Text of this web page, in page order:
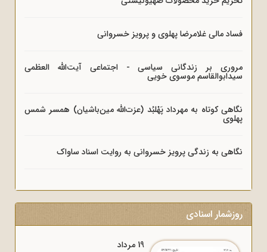
فساد مالی غلامرضا پهلوی و پرویز خسروانی
مروری بر زندگانی سیاسی - اجتماعی آیت‌الله العظمی
سیدابوالقاسم موسوی خویی
نگاهی کوتاه به مهرداد پَهْلبُد (عزت‌الله مین‌باشیان) همسر شمس
پهلوی
نگاهی به زندگی پرویز خسروانی به روایت اسناد ساواک
روزشمار اسنادی
19 مرداد